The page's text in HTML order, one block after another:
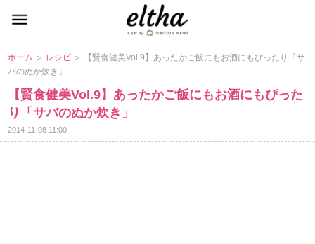
ホーム ＞ レシピ ＞ 【賢食健美Vol.9】あったかご飯にもお酒にもぴったり「サ
バのぬか炊き」
【賢食健美Vol.9】あったかご飯にもお酒にもぴった
り「サバのぬか炊き」
2014-11-08 11:00